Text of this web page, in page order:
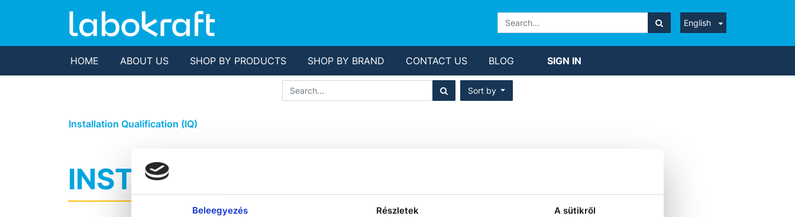
Beleegyezés Részletek A sütikről
English
HOME ABOUT US SHOP BY PRODUCTS SHOP BY BRAND CONTACT US BLOG SIGN IN
Sort by
Installation Qualification (IQ)
INSTALLATION QUALIFICATION (IQ)